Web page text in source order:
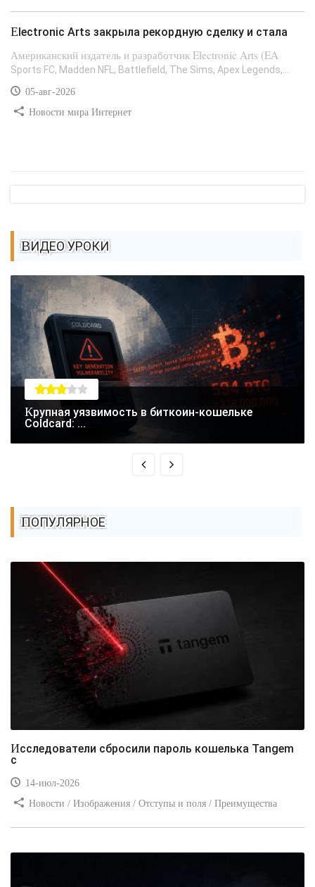
Electronic Arts закрыла рекордную сделку и стала
Американский издатель и разработчик Electronic Arts (EA
Sports FC, Madden NFL, Battlefield, The Sims, Apex Legends,...
05-авг-2026
Новости мира Интернет
ВИДЕО УРОКИ
Крупная уязвимость в биткоин-кошельке
Coldcard: ...
ПОПУЛЯРНОЕ
Исследователи сбросили пароль кошелька Tangem
с
14-июл-2026
Новости / Изображения / Отступы и поля / Преимущества